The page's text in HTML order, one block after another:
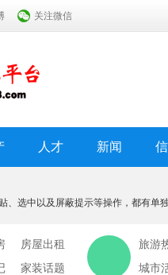
关注微信
人才 新闻
、选中以及屏蔽提示等操作，都有单
房屋出租
家装话题
旅游
城市